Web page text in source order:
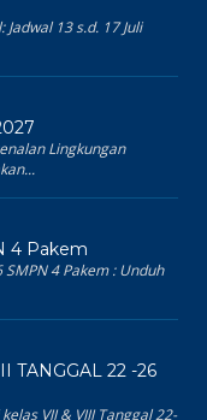
13 s.d. 17 Juli
Lingkungan
4 Pakem
4 Pakem : Unduh
TANGGAL 22 -26
VII & VIII Tanggal 22-